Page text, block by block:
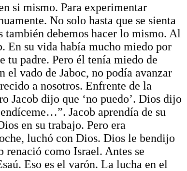
si mismo. Para experimentar
No solo hasta que se sienta
también debemos hacer lo mismo. Al
En su vida había mucho miedo por
tu padre. Pero él tenía miedo de
el vado de Jaboc, no podía avanzar
a nosotros. Enfrente de la
Jacob dijo que ‘no puedo’. Dios dijo
Jacob aprendía de su
en su trabajo. Pero era
luchó con Dios. Dios le bendijo
renació como Israel. Antes se
Eso es el varón. La lucha en el